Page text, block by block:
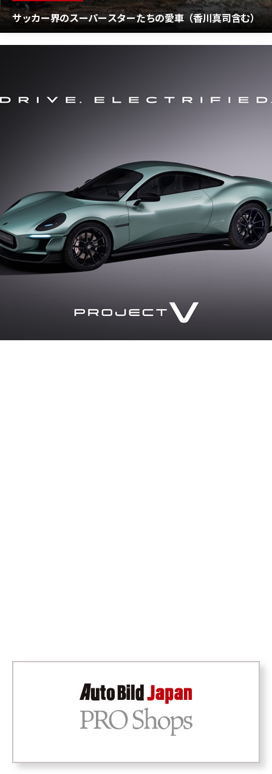
サッカー界のスーパースターたちの愛車（香川真司含む）